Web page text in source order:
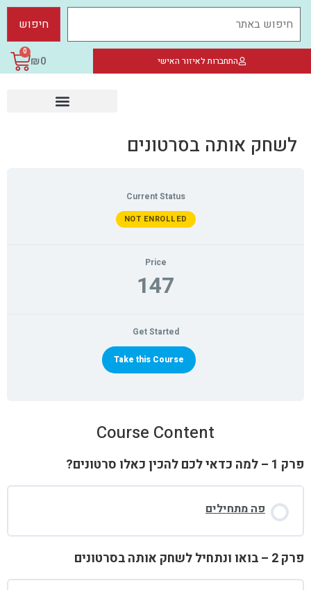
התחברות לאיזור האישי ₪0
0
לשחק אותה בסרטונים
Current Status
NOT ENROLLED
Price
147
Get Started
Take this Course
Course Content
פרק 1 – למה כדאי לכם להכין כאלו סרטונים?
פה מתחילים
פרק 2 – בואו ונתחיל לשחק אותה בסרטונים